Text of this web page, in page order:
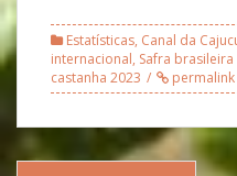
Estatísticas, Canal da
internacional, Safra
castanha 2023
permalink